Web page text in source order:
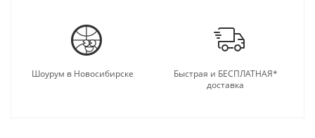
Шоурум в Новосибирске
Быстрая и БЕСПЛАТНАЯ*
доставка